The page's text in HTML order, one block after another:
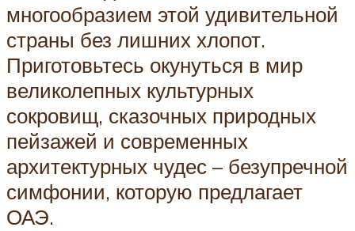
многообразием этой удивительной
страны без лишних хлопот.
Приготовьтесь окунуться в мир
великолепных культурных
сокровищ, сказочных природных
пейзажей и современных
архитектурных чудес – безупречной
симфонии, которую предлагает
ОАЭ.